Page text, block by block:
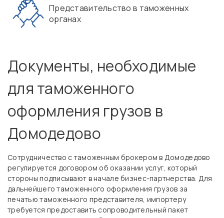
Представительство в таможенных
органах
Документы, необходимые
для таможенного
оформления грузов в
Домодедово
Сотрудничество с таможенным брокером в Домодедово
регулируется договором об оказании услуг, который
стороны подписывают в начале бизнес-партнерства. Для
дальнейшего таможенного оформления грузов за
печатью таможенного представителя, импортеру
требуется предоставить сопроводительный пакет